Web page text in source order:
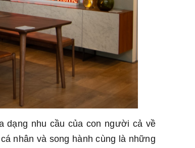
dạng nhu cầu của con người cả về
nhân và song hành cùng là những